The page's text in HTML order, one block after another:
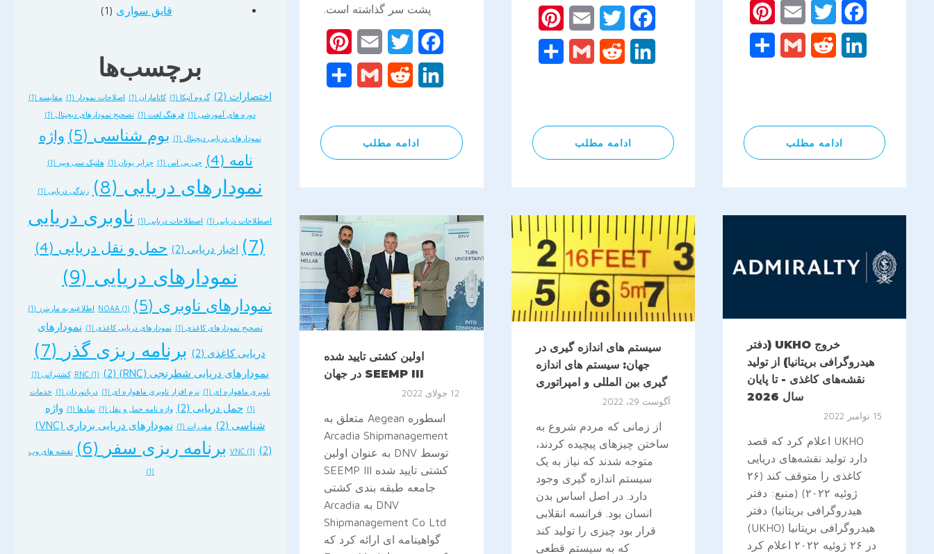
Facebook
Twitter
Email
LinkedIn
Reddit
Gmail
ادامه مطلب
Facebook
Twitter
Email
LinkedIn
Reddit
Gmail
ادامه مطلب
پشت سر گذاشته است.
Facebook
Twitter
Email
LinkedIn
Reddit
Gmail
ادامه مطلب
خروج UKHO (دفتر
هیدروگرافی بریتانیا) از تولید
نقشه‌های کاغذی - تا پایان
سال 2026
15 نوامبر 2022
UKHO اعلام کرد که قصد
دارد تولید نقشه‌های دریایی
کاغذی را متوقف کند (۲۶
ژوئیه ۲۰۲۲) (منبع: دفتر
هیدروگرافی بریتانیا) دفتر
هیدروگرافی بریتانیا (UKHO)
در ۲۶ ژوئیه ۲۰۲۲ اعلام کرد
سیستم های اندازه گیری در
جهان: سیستم های اندازه
گیری بین المللی و امپراتوری
آگوست 29، 2022
از زمانی که مردم شروع به
ساختن چیزهای پیچیده کردند،
متوجه شدند که نیاز به یک
سیستم اندازه گیری وجود
دارد. در اصل اساس بدن
انسان بود. فرانسه انقلابی
قرار بود چیزی را تولید کند
که به سیستم قطعی
اولین کشتی تایید شده
SEEMP III در جهان
12 جولای 2022
اسطوره Aegean متعلق به
Arcadia Shipmanagement
توسط DNV به عنوان اولین
کشتی تایید شده SEEMP III
جامعه طبقه بندی کشتی
DNV به Arcadia
Shipmanagement Co Ltd
گواهینامه ای ارائه کرد که
قایق سواری (1)
برچسب‌ها
اختصارات (2) گروه آتیکا (1) کاتاماران (1) اصلاحات نمودار (1) مقایسه (1)
دوره های آموزشی (1) فرهنگ لغت (1) تصحیح نمودارهای دیجیتال (1)
نمودارهای دریایی دیجیتال (1) بوم شناسی (5)
واژه
نامه (4) جی پی اس (1) جزایر یونان (1) هلنیک سی وییز (1)
نمودارهای دریایی (8) زندگی دریایی (1)
اصطلاحات دریایی(1) اصطلاحات دریایی(1)
ناوبری دریایی
(7)
اخبار دریایی (2) حمل و نقل دریایی (4)
نمودارهای دریایی (9)
نمودارهای ناوبری (5)
NOAA (1) اطلاعیه به مارینرز (1)
تصحیح نمودارهای کاغذی (1) نمودارهای دریایی کاغذی (1) نمودارهای
دریایی کاغذی (2) برنامه ریزی گذر (7)
نمودارهای دریایی شطرنجی (RNC) (2)
RNC(1) کشتیرانی (1)
ناوبری ماهواره ای (1) نرم افزار ناوبری ماهواره ای (1) دریانوردان (1) خدمات
(1) حمل دریایی (2) واژه نامه حمل و نقل (1) نمادها (1)
واژه
شناسی (2) مقررات (1)
نمودارهای دریایی برداری (VNC)
(2)
VNC(1) برنامه ریزی سفر (6) نقشه های وب
(1)